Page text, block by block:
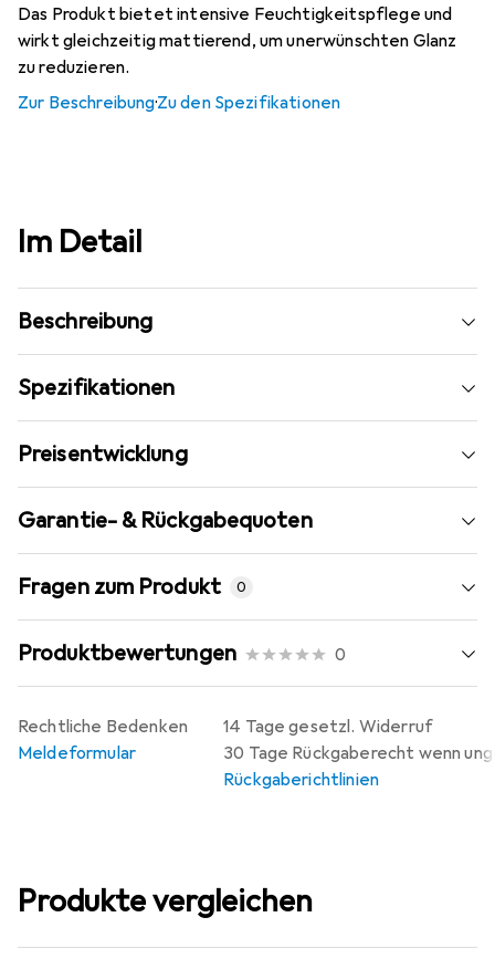
Das Produkt bietet intensive Feuchtigkeitspflege und
wirkt gleichzeitig mattierend, um unerwünschten Glanz
zu reduzieren.
Zur Beschreibung·Zu den Spezifikationen
Im Detail
Beschreibung
Spezifikationen
Preisentwicklung
Garantie- & Rückgabequoten
Fragen zum Produkt 0
Produktbewertungen 0
14 Tage gesetzl. Widerruf
30 Tage Rückgaberecht wenn
Rückgaberichtlinien
Rechtliche Bedenken
Meldeformular
Produkte vergleichen